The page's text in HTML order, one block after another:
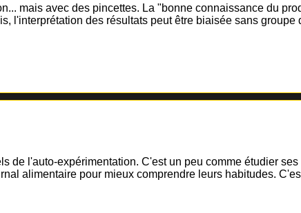
mais avec des pincettes. La "bonne connaissance du
l'interprétation des résultats peut être biaisée sans
de l'auto-expérimentation. C'est un peu comme étudier
alimentaire pour mieux comprendre leurs habitudes.